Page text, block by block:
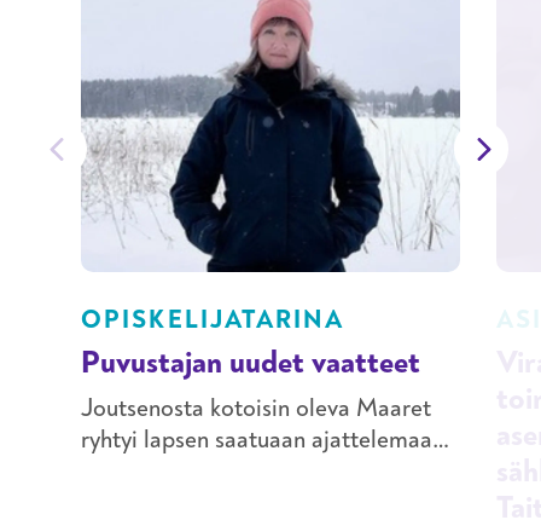
Puvustajan uudet vaatteet
OPISKELIJATARINA
Joutsenosta kotoisin oleva Maaret
ryhtyi lapsen saatuaan ajattelemaan